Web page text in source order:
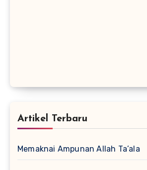
Artikel Terbaru
Memaknai Ampunan Allah Ta’ala